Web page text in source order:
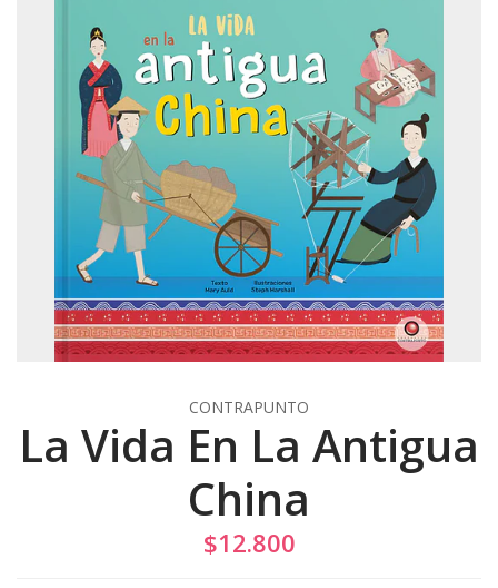
CONTRAPUNTO
La Vida En La Antigua
China
$12.800